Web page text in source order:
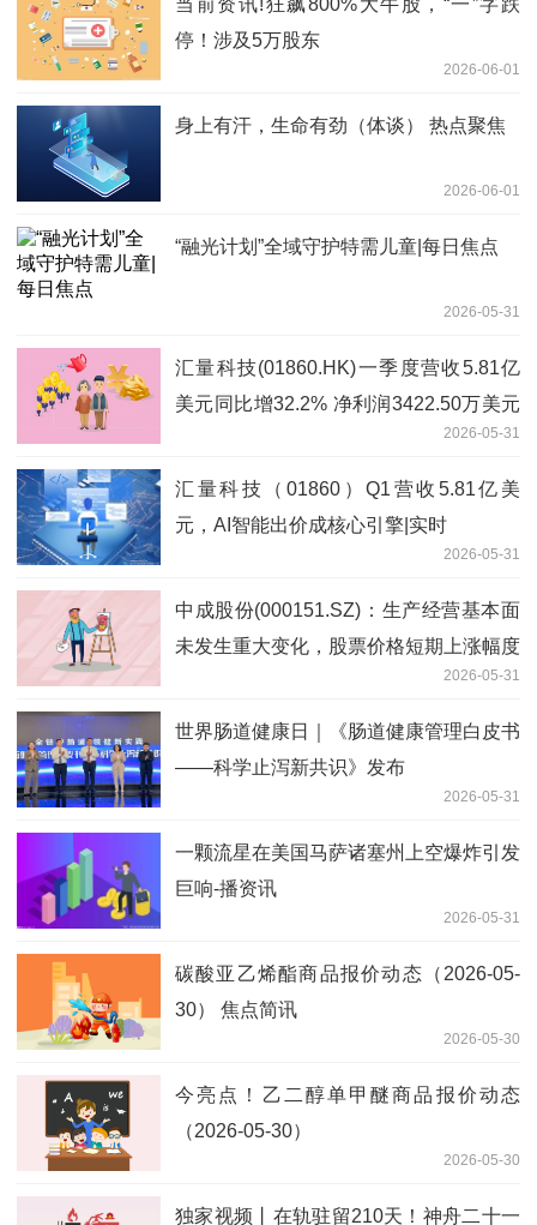
停！涉及5万股东
2026-06-01
身上有汗，生命有劲（体谈） 热点聚焦
2026-06-01
“融光计划”全域守护特需儿童|每日焦点
2026-05-31
汇量科技(01860.HK)一季度营收5.81亿
美元同比增32.2% 净利润3422.50万美元
2026-05-31
汇量科技（01860）Q1营收5.81亿美
元，AI智能出价成核心引擎|实时
2026-05-31
中成股份(000151.SZ)：生产经营基本面
未发生重大变化，股票价格短期上涨幅度
2026-05-31
世界肠道健康日｜《肠道健康管理白皮书
——科学止泻新共识》发布
2026-05-31
一颗流星在美国马萨诸塞州上空爆炸引发
巨响-播资讯
2026-05-31
碳酸亚乙烯酯商品报价动态（2026-05-
30） 焦点简讯
2026-05-30
今亮点！乙二醇单甲醚商品报价动态
（2026-05-30）
2026-05-30
独家视频丨在轨驻留210天！神舟二十一